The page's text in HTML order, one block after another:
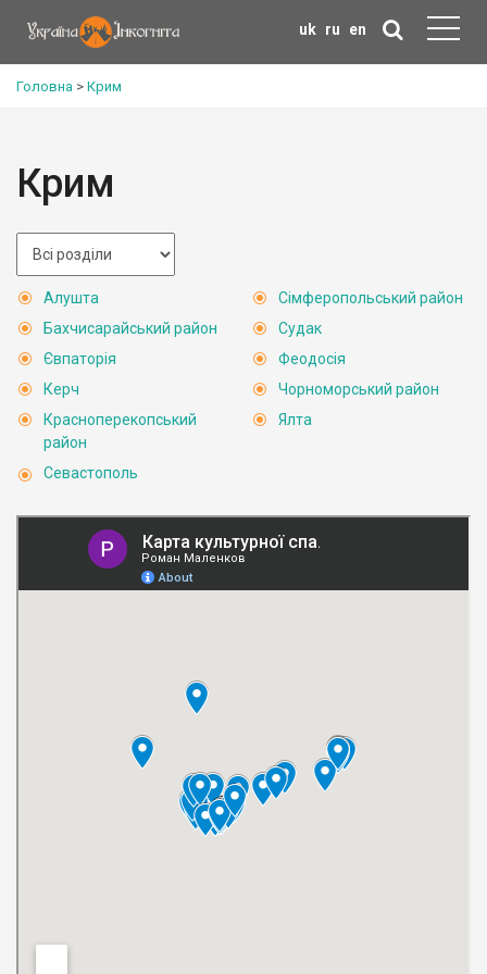
uk ru en
Головна > Крим
Крим
Алушта
Бахчисарайський район
Євпаторія
Керч
Красноперекопський
район
Севастополь
Сімферопольський район
Судак
Феодосія
Чорноморський район
Ялта